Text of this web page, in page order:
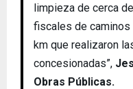
limpieza de cerca
fiscales de caminos
km que realizaron
concesionadas”,
Obras Públicas.